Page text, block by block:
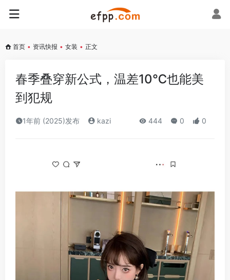
首页 • 资讯快报 • 女装 • 正文
春季叠穿新公式，温差10℃也能美
到犯规
1年前 (2025)发布 kazi 444 0 0